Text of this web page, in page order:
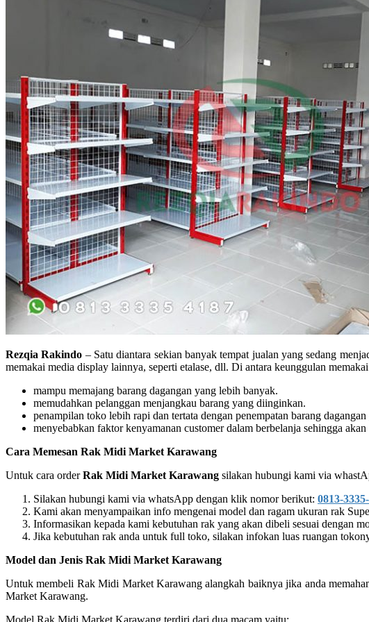
Rezqia Rakindo – Satu diantara sekian banyak tempat jualan yang sedang
memakai media display lainnya, seperti etalase, dll. Di antara keunggulan
mampu memajang barang dagangan yang lebih banyak.
memudahkan pelanggan menjangkau barang yang diinginkan.
penampilan toko lebih rapi dan tertata dengan penempatan barang
menyebabkan faktor kenyamanan customer dalam berbelanja sehingga
Cara Memesan Rak Midi Market Karawang
Untuk cara orderRak Midi Market Karawang silakan hubungi kami via
Silakan hubungi kami via whatsApp dengan klik nomor berikut: 0813-
Kami akan menyampaikan info mengenai model dan ragam ukuran rak
Informasikan kepada kami kebutuhan rak yang akan dibeli sesuai dengan
Jika kebutuhan rak anda untuk full toko, silakan infokan luas ruangan
Model dan Jenis Rak Midi Market Karawang
Untuk membeli Rak Midi Market Karawang alangkah baiknya jika anda
Market Karawang.
Model Rak Midi Market Karawang terdiri dari dua macam yaitu: